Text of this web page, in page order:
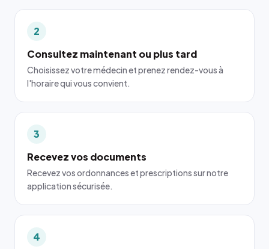
2
Consultez maintenant ou plus tard
Choisissez votre médecin et prenez rendez-vous à
l'horaire qui vous convient.
3
Recevez vos documents
Recevez vos ordonnances et prescriptions sur notre
application sécurisée.
4